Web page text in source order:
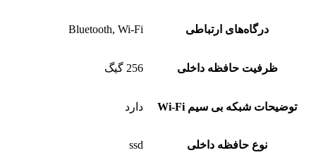
درگاه‌های ارتباطی Bluetooth, Wi-Fi
ظرفیت حافظه داخلی 256 گیگ
توضیحات شبکه بی سیم Wi-Fi دارد
نوع حافظه داخلی ssd